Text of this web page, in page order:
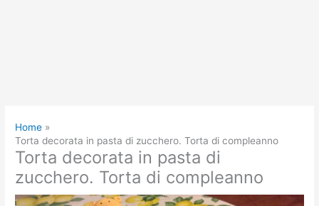
Home
Torta decorata in pasta di zucchero. Torta di compleanno
Torta decorata in pasta di
zucchero. Torta di compleanno